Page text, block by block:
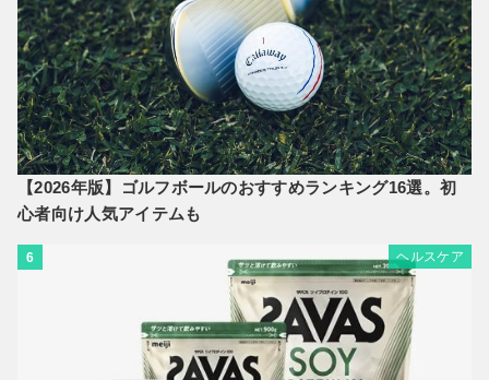
【2026年版】ゴルフボールのおすすめランキング16選。初
心者向け人気アイテムも
6 ヘルスケア